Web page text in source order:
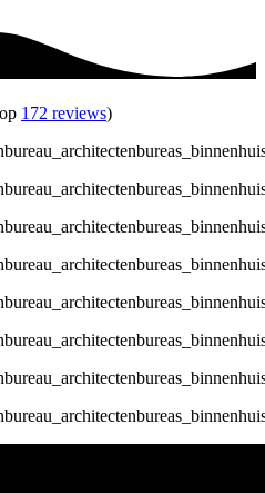
172 reviews)